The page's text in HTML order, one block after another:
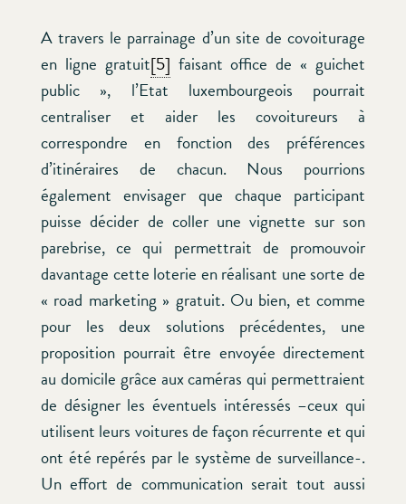
A travers le parrainage d’un site de covoiturage
en ligne gratuit[5] faisant office de « guichet
public », l’Etat luxembourgeois pourrait
centraliser et aider les covoitureurs à
correspondre en fonction des préférences
d’itinéraires de chacun. Nous pourrions
également envisager que chaque participant
puisse décider de coller une vignette sur son
parebrise, ce qui permettrait de promouvoir
davantage cette loterie en réalisant une sorte de
« road marketing » gratuit. Ou bien, et comme
pour les deux solutions précédentes, une
proposition pourrait être envoyée directement
au domicile grâce aux caméras qui permettraient
de désigner les éventuels intéressés –ceux qui
utilisent leurs voitures de façon récurrente et qui
ont été repérés par le système de surveillance-.
Un effort de communication serait tout aussi